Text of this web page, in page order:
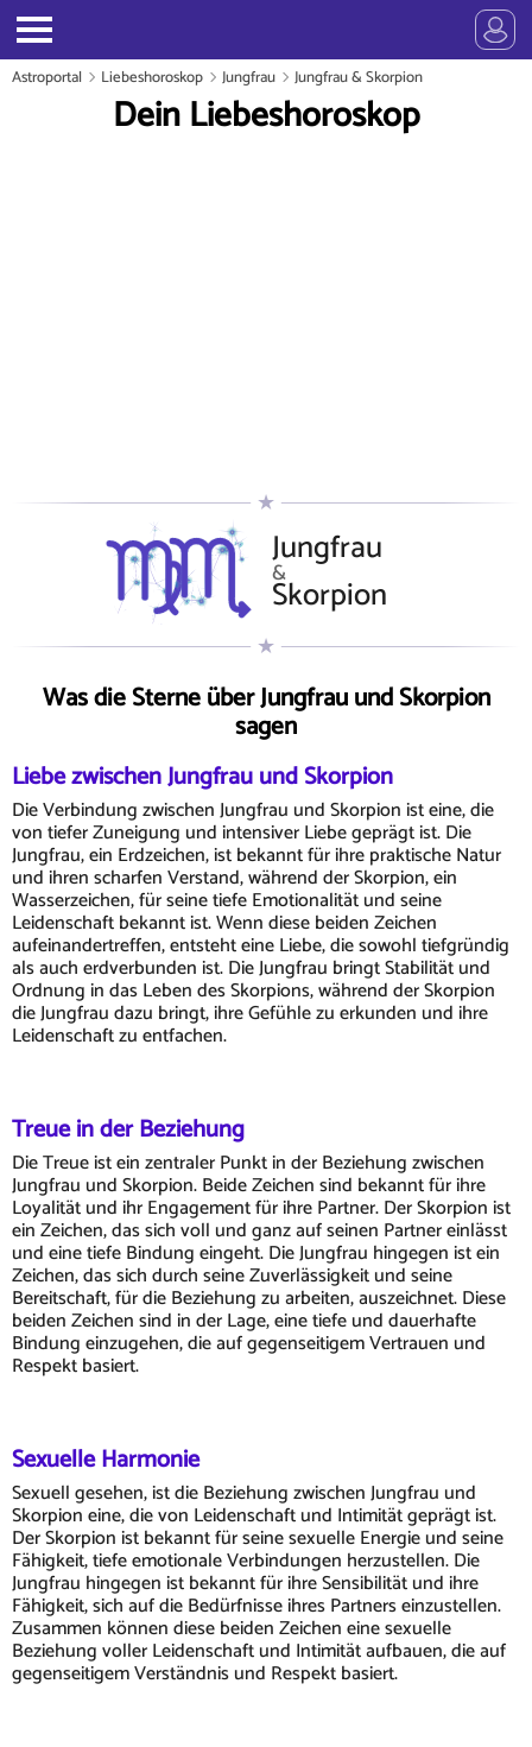
Astroportal Liebeshoroskop Jungfrau Jungfrau & Skorpion
Dein Liebeshoroskop
Jungfrau
&
Skorpion
Was die Sterne über Jungfrau und Skorpion
sagen
Liebe zwischen Jungfrau und Skorpion
Die Verbindung zwischen Jungfrau und Skorpion ist eine, die
von tiefer Zuneigung und intensiver Liebe geprägt ist. Die
Jungfrau, ein Erdzeichen, ist bekannt für ihre praktische Natur
und ihren scharfen Verstand, während der Skorpion, ein
Wasserzeichen, für seine tiefe Emotionalität und seine
Leidenschaft bekannt ist. Wenn diese beiden Zeichen
aufeinandertreffen, entsteht eine Liebe, die sowohl tiefgründig
als auch erdverbunden ist. Die Jungfrau bringt Stabilität und
Ordnung in das Leben des Skorpions, während der Skorpion
die Jungfrau dazu bringt, ihre Gefühle zu erkunden und ihre
Leidenschaft zu entfachen.
Treue in der Beziehung
Die Treue ist ein zentraler Punkt in der Beziehung zwischen
Jungfrau und Skorpion. Beide Zeichen sind bekannt für ihre
Loyalität und ihr Engagement für ihre Partner. Der Skorpion ist
ein Zeichen, das sich voll und ganz auf seinen Partner einlässt
und eine tiefe Bindung eingeht. Die Jungfrau hingegen ist ein
Zeichen, das sich durch seine Zuverlässigkeit und seine
Bereitschaft, für die Beziehung zu arbeiten, auszeichnet. Diese
beiden Zeichen sind in der Lage, eine tiefe und dauerhafte
Bindung einzugehen, die auf gegenseitigem Vertrauen und
Respekt basiert.
Sexuelle Harmonie
Sexuell gesehen, ist die Beziehung zwischen Jungfrau und
Skorpion eine, die von Leidenschaft und Intimität geprägt ist.
Der Skorpion ist bekannt für seine sexuelle Energie und seine
Fähigkeit, tiefe emotionale Verbindungen herzustellen. Die
Jungfrau hingegen ist bekannt für ihre Sensibilität und ihre
Fähigkeit, sich auf die Bedürfnisse ihres Partners einzustellen.
Zusammen können diese beiden Zeichen eine sexuelle
Beziehung voller Leidenschaft und Intimität aufbauen, die auf
gegenseitigem Verständnis und Respekt basiert.